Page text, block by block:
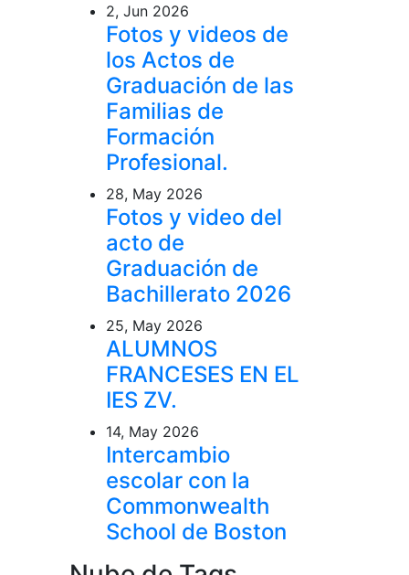
2, Jun 2026
Fotos y videos de
los Actos de
Graduación de las
Familias de
Formación
Profesional.
28, May 2026
Fotos y video del
acto de
Graduación de
Bachillerato 2026
25, May 2026
ALUMNOS
FRANCESES EN EL
IES ZV.
14, May 2026
Intercambio
escolar con la
Commonwealth
School de Boston